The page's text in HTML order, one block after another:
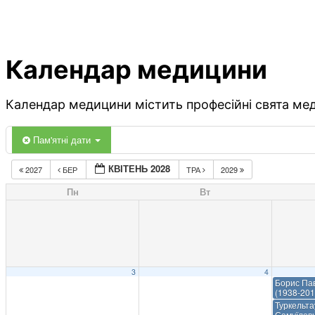
Календар медицини
Календар медицини містить професійні свята
Пам'ятні дати
2027 БЕР КВІТЕНЬ 2028 ТРА 2029
Пн Вт
3 4
Борис
(1938-